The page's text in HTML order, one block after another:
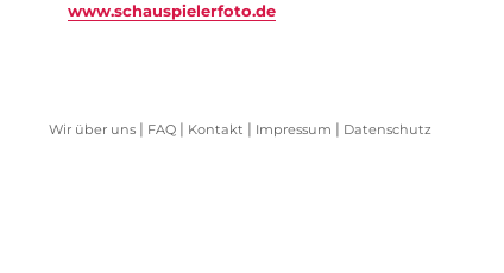
www.schauspielerfoto.de
Wir über uns| FAQ| Kontakt | Impressum | Datenschutz